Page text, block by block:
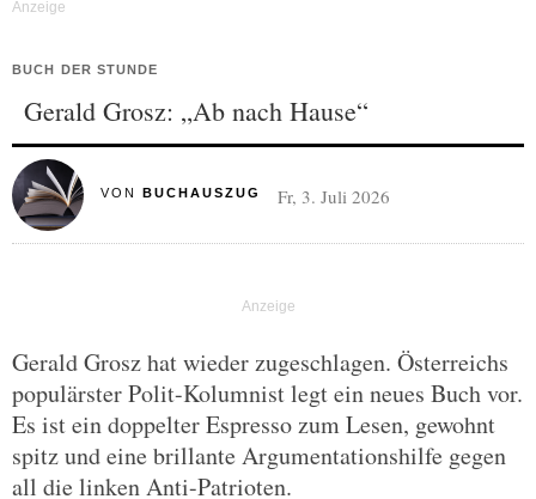
BUCH DER STUNDE
Gerald Grosz: „Ab nach Hause“
VON BUCHAUSZUG Fr, 3. Juli 2026
Gerald Grosz hat wieder zugeschlagen. Österreichs
populärster Polit-Kolumnist legt ein neues Buch vor.
Es ist ein doppelter Espresso zum Lesen, gewohnt
spitz und eine brillante Argumentationshilfe gegen
all die linken Anti-Patrioten.